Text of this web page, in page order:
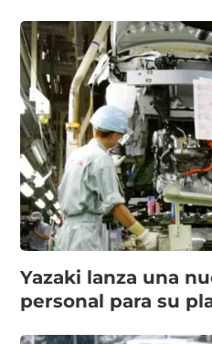
Yazaki lanza una
personal para su